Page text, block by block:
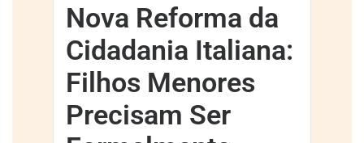
Nova Reforma da
Cidadania Italiana:
Filhos Menores
Precisam Ser